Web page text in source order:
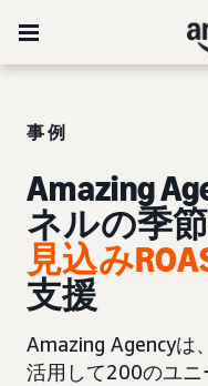
事例
Amazing
ネルの季
見込み
支援
Amazing Agencyは
活用して200のユニ